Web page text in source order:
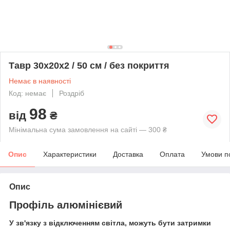
Тавр 30х20х2 / 50 см / без покриття
Немає в наявності
Код: немає
Роздріб
від 98 ₴
Мінімальна сума замовлення на сайті — 300 ₴
Опис Характеристики Доставка Оплата Умови
Опис
Профіль алюмінієвий
У зв'язку з відключенням світла, можуть бути затримки